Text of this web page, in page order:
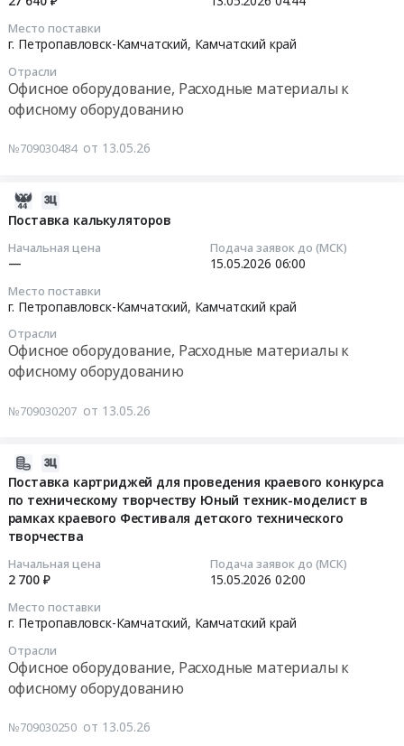
Место поставки
г. Петропавловск-Камчатский, Камчатский край
Отрасли
Офисное оборудование, Расходные материалы к
офисному оборудованию
№709030484 от 13.05.26
Поставка калькуляторов
Начальная цена
—
Подача заявок до (МСК)
15.05.2026 06:00
Место поставки
г. Петропавловск-Камчатский, Камчатский край
Отрасли
Офисное оборудование, Расходные материалы к
офисному оборудованию
№709030207 от 13.05.26
Поставка картриджей для проведения краевого конкурса
по техническому творчеству Юный техник-моделист в
рамках краевого Фестиваля детского технического
творчества
Начальная цена
2 700 ₽
Подача заявок до (МСК)
15.05.2026 02:00
Место поставки
г. Петропавловск-Камчатский, Камчатский край
Отрасли
Офисное оборудование, Расходные материалы к
офисному оборудованию
№709030250 от 13.05.26